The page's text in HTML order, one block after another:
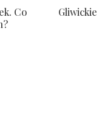
Co